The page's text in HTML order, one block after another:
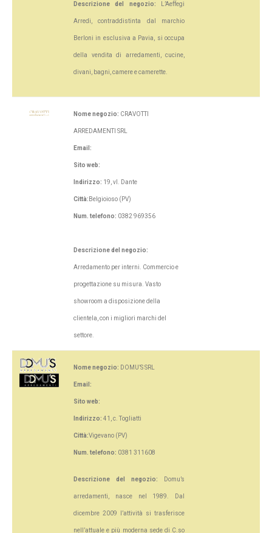
Descrizione del negozio: L’Aeffegi
Arredi, contraddistinta dal marchio
Berloni in esclusiva a Pavia, si occupa
della vendita di arredamenti, cucine,
divani, bagni, camere e camerette.
Nome negozio: CRAVOTTI
ARREDAMENTI SRL
Email:
Sito web:
Indirizzo: 19, vl. Dante
Città: Belgioioso (PV)
Num. telefono: 0382 969356
Descrizione del negozio:
Arredamento per interni. Commercio e
progettazione su misura. Vasto
showroom a disposizione della
clientela, con i migliori marchi del
settore.
Nome negozio: DOMU’S SRL
Email:
Sito web:
Indirizzo: 41, c. Togliatti
Città:Vigevano (PV)
Num. telefono: 0381 311608
Descrizione del negozio: Domu’s
arredamenti, nasce nel 1989. Dal
dicembre 2009 l’attività si trasferisce
nell’attuale e più moderna sede di C.so